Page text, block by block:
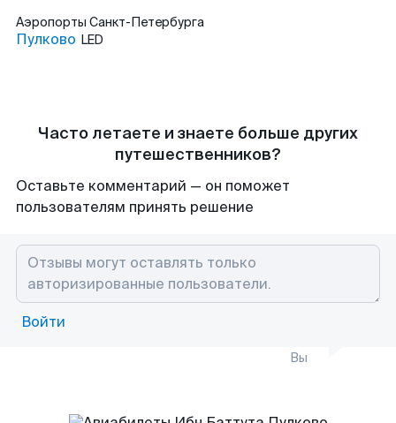
Аэропорты Санкт-Петербурга
Пулково LED
Часто летаете и знаете больше других
путешественников?
Оставьте комментарий — он поможет
пользователям принять решение
Войти
Вы